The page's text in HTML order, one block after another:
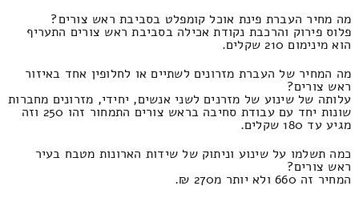
מה מחיר העברת פינת אוכל קומפלט בסביבת ראש צורים?
פלוס פירוק והרכבת נקודת אכילה בסביבת ראש צורים התעריף
הוא מינימום 210 שקלים.
מה המחיר של העברת מזרונים לשתיים או לחלופין אחד באיזור
ראש צורים?
עלותה של שינוע של מזרנים לשני אנשים, יחידי, מזרונים מחברות
שונות יחד עם עבודת סחיבה בראש צורים התמחור זהו 250 וזה
מגיע עד 180 שקלים.
כמה תשלמו על שינוע וניתוק של שידות הארונות מטבח בעיר
ראש צורים?
המחיר זה 660 ולא יותר מ270 ₪.